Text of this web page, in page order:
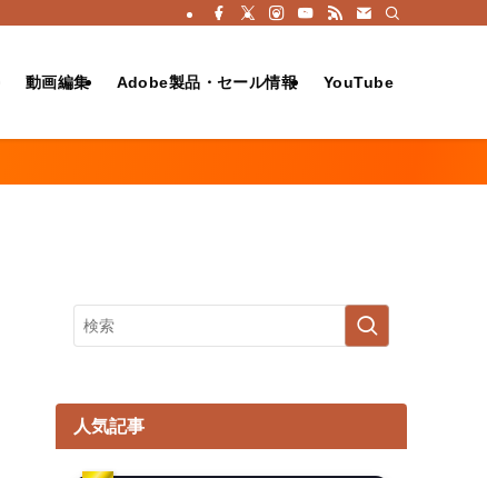
動画編集 Adobe製品・セール情報 YouTube
人気記事